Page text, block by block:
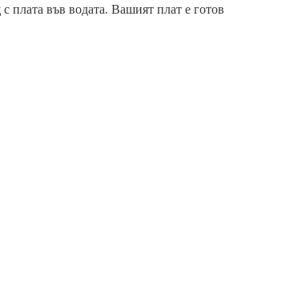
плата във водата. Вашият плат е готов